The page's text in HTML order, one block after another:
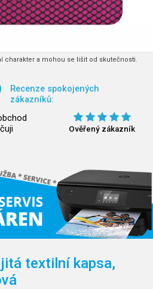
charakter a mohou se lišit od skutečnosti.
Recenze spokojených
zákazníků:
Ověřený zákazník
textilní kapsa,